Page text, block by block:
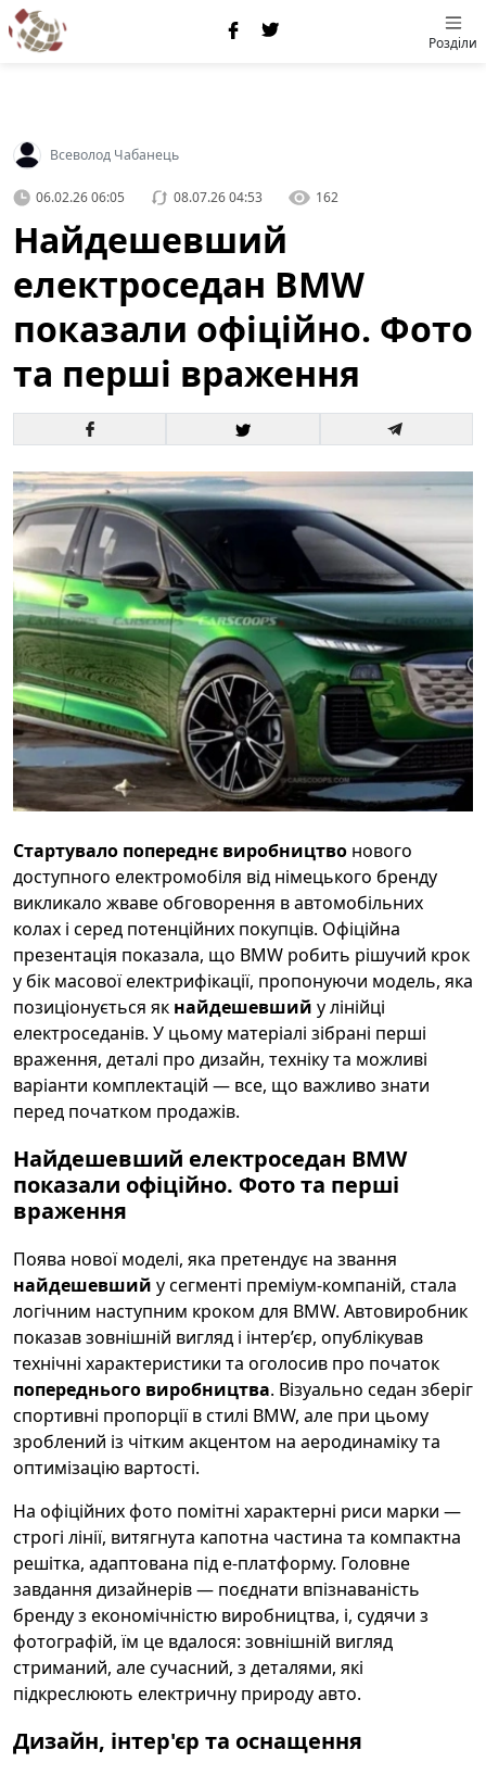
Розділи
Всеволод Чабанець
06.02.26 06:05 08.07.26 04:53 162
Найдешевший
електроседан BMW
показали офіційно. Фото
та перші враження
Стартувало попереднє виробництво нового
доступного електромобіля від німецького бренду
викликало жваве обговорення в автомобільних
колах і серед потенційних покупців. Офіційна
презентація показала, що BMW робить рішучий крок
у бік масової електрифікації, пропонуючи модель, яка
позиціонується як найдешевший у лінійці
електроседанів. У цьому матеріалі зібрані перші
враження, деталі про дизайн, техніку та можливі
варіанти комплектацій — все, що важливо знати
перед початком продажів.
Найдешевший електроседан BMW
показали офіційно. Фото та перші
враження
Поява нової моделі, яка претендує на звання
найдешевший у сегменті преміум-компаній, стала
логічним наступним кроком для BMW. Автовиробник
показав зовнішній вигляд і інтер’єр, опублікував
технічні характеристики та оголосив про початок
попереднього виробництва. Візуально седан зберіг
спортивні пропорції в стилі BMW, але при цьому
зроблений із чітким акцентом на аеродинаміку та
оптимізацію вартості.
На офіційних фото помітні характерні риси марки —
строгі лінії, витягнута капотна частина та компактна
решітка, адаптована під е-платформу. Головне
завдання дизайнерів — поєднати впізнаваність
бренду з економічністю виробництва, і, судячи з
фотографій, їм це вдалося: зовнішній вигляд
стриманий, але сучасний, з деталями, які
підкреслюють електричну природу авто.
Дизайн, інтер'єр та оснащення